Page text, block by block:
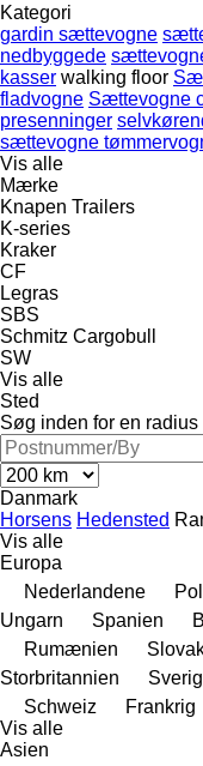
Kategori
gardin sættevogne
nedbyggede
kasser walking floor
fladvogne Sættevogne
presenninger
sættevogne
Vis alle
Mærke
Knapen Trailers
K-series
Kraker
CF
Legras
SBS
Schmitz Cargobull
SW
Vis alle
Sted
Søg inden for en radius
Danmark
Horsens Hedensted
Vis alle
Europa
Nederlandene
Ungarn
Spanien
Rumænien
Storbritannien
Schweiz
Frankrig
Vis alle
Asien